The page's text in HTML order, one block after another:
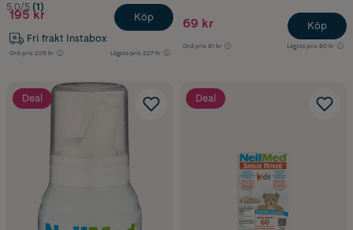
5.0/5 (1)
195 kr
Fri frakt Instabox
Ord.pris 229 kr Lägsta pris 227 kr
Köp 69 kr
Ord.pris 81 kr Lägsta pris 80 kr
Köp
Deal Deal